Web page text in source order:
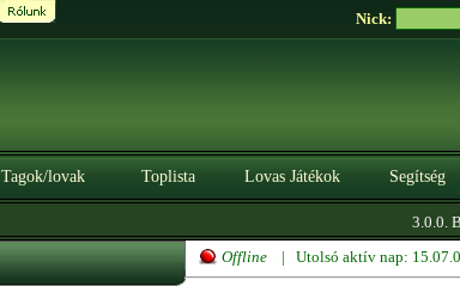
Nick:
Tagok/lovak Toplista Lovas Játékok Segítség
3.0.0.
Offline | Utolsó aktív nap: